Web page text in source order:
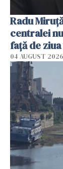
Radu
centralei
faţă de
04 AUGUST 2026